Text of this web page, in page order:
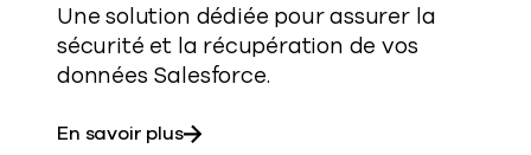
Une solution dédiée pour assurer la
sécurité et la récupération de vos
données Salesforce.
En savoir plussur Six raisons de protéger les